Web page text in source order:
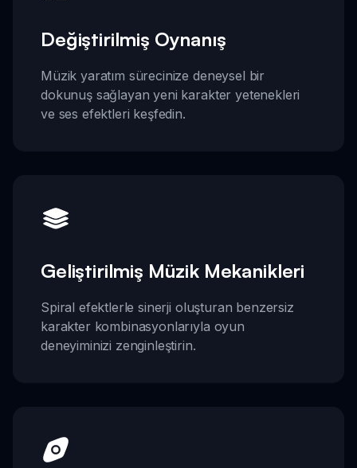
Değiştirilmiş Oynanış
Müzik yaratım sürecinize deneysel bir
dokunuş sağlayan yeni karakter yetenekleri
ve ses efektleri keşfedin.
Geliştirilmiş Müzik Mekanikleri
Spiral efektlerle sinerji oluşturan benzersiz
karakter kombinasyonlarıyla oyun
deneyiminizi zenginleştirin.